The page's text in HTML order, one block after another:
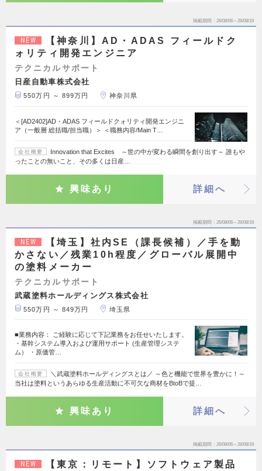
掲載期間 26/08/06～26/08/19
NEW
【神奈川】AD・ADAS フィールドク
ォリティ開発エンジニア
テクニカルサポート
日産自動車株式会社
550万円 ～ 899万円 神奈川県
＜[AD2402]AD・ADAS フィールドクォリティ開発エンジニ
ア（一般層 総括職/担当職）＞ ＜職務内容/Main T…
会社概要
Innovation that Excites ～世の中が変わる瞬間を創り出す～ 誰もや
ったことの無いこと、その多くは日産…
興味あり 詳細へ
掲載期間 26/08/06～26/08/19
NEW
【埼玉】社内SE（課長候補）／手を動
かさない／残業10h程度／グローバル展開中
の塗料メーカー
テクニカルサポート
武蔵塗料ホールディングス株式会社
550万円 ～ 849万円 埼玉県
■業務内容： ご経験に応じて下記業務をお任せいたします。
・基幹システム導入および運用サポート (生産管理システ
ム） ・原価管…
会社概要
＼武蔵塗料ホールディングスとは／ ～色と機能で世界を豊かに！～
当社は塗料というあらゆる生産活動に不可欠な商材をBtoBで提…
興味あり 詳細へ
掲載期間 26/08/06～26/08/19
NEW
【東京：リモート】ソフトウェア製品